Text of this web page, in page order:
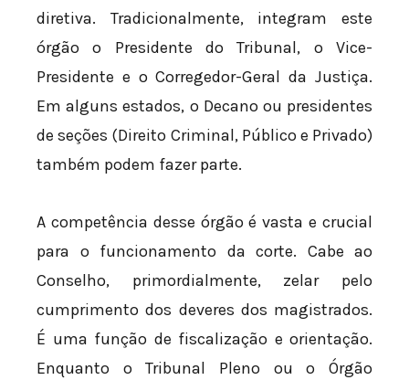
diretiva. Tradicionalmente, integram este
órgão o Presidente do Tribunal, o Vice-
Presidente e o Corregedor-Geral da Justiça.
Em alguns estados, o Decano ou presidentes
de seções (Direito Criminal, Público e Privado)
também podem fazer parte.
A competência desse órgão é vasta e crucial
para o funcionamento da corte. Cabe ao
Conselho, primordialmente, zelar pelo
cumprimento dos deveres dos magistrados.
É uma função de fiscalização e orientação.
Enquanto o Tribunal Pleno ou o Órgão